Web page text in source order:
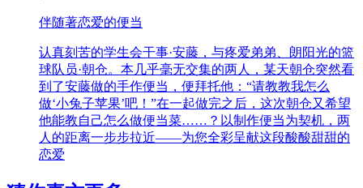
伴随著恋爱的便当
认真刻苦的学生会干事·安藤，与疼爱弟弟、朗阳光的篮
球队员·朝仓。本几乎毫无交集的两人，某天朝仓突然看
到了安藤做的手作便当，便拜托他：“请教教我怎么
做‘小兔子苹果’吧！”在一起做完之后，这次朝仓又希望
他能教自己怎么做便当菜……？以制作便当为契机，两
人的距离一步步拉近——为您全彩呈献这段酸酸甜甜的
恋爱